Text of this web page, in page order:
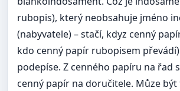
rubopis), který neobsahuje jméno
(nabyvatele) – stačí, kdyz cenný
kdo cenný papír rubopisem
podepíse. Z cenného papíru na řad
cenný papír na doručitele. Můze